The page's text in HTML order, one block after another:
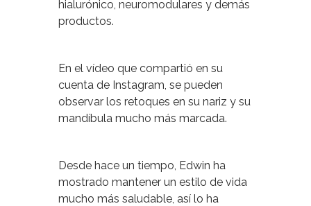
hialurónico, neuromodulares y demás
productos.
En el vídeo que compartió en su
cuenta de Instagram, se pueden
observar los retoques en su nariz y su
mandíbula mucho más marcada.
Desde hace un tiempo, Edwin ha
mostrado mantener un estilo de vida
mucho más saludable, así lo ha